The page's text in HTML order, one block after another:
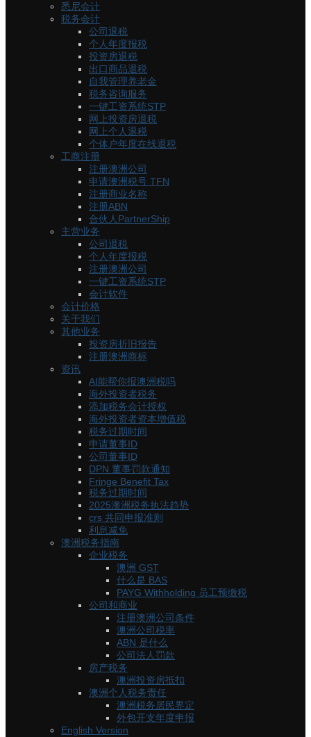
悉尼会计
税务会计
公司退税
个人年度报税
投资房退税
出口商品退税
自我管理养老金
税务咨询服务
一键工资系统STP
网上投资房退税
网上个人退税
个体户年度在线退税
工商注册
注册澳洲公司
申请澳洲税号 TFN
注册商业名称
注册ABN
合伙人PartnerShip
主营业务
公司退税
个人年度报税
注册澳洲公司
一键工资系统STP
会计软件
会计价格
关于我们
其他业务
投资房折旧报告
注册澳洲商标
资讯
AI能帮你报澳洲税吗
海外投资者税务
添加税务会计授权
海外投资者资本增值税
税务过期时间
申请董事ID
公司董事ID
DPN 董事罚款通知
Fringe Benefit Tax
税务过期时间
2025澳洲税务执法趋势
crs 共同申报准则
利息减免
澳洲税务指南
企业税务
澳洲 GST
什么是 BAS
PAYG Withholding 员工预缴税
公司和商业
注册澳洲公司条件
澳洲公司税率
ABN 是什么
公司法人罚款
房产税务
澳洲投资房抵扣
澳洲个人税务责任
澳洲税务居民界定
外包开支年度申报
English Version